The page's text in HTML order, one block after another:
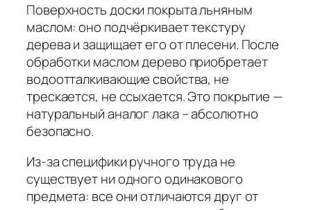
Поверхность доски покрыта льняным
маслом: оно подчёркивает текстуру
дерева и защищает его от плесени. После
обработки маслом дерево приобретает
водоотталкивающие свойства, не
трескается, не ссыхается. Это покрытие —
натуральный аналог лака – абсолютно
безопасно.
Из-за специфики ручного труда не
существует ни одного одинакового
предмета: все они отличаются друг от